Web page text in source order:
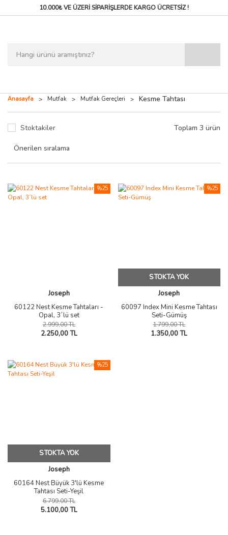
10.000₺ VE ÜZERİ SİPARİŞLERDEKARGO ÜCRETSİZ !
Anasayfa Mutfak Mutfak Gereçleri Kesme Tahtası
Stoktakiler Toplam 3 ürün
Joseph
60122 Nest Kesme Tahtaları -
Opal, 3´lü set
2.999,00 TL
2.250,00 TL
%25
STOKTA YOK
Joseph
60097 Index Mini Kesme Tahtası
Seti-Gümüş
1.799,00 TL
1.350,00 TL
%25
STOKTA YOK
Joseph
60164 Nest Büyük 3'lü Kesme
Tahtası Seti-Yeşil
6.799,00 TL
5.100,00 TL
%25